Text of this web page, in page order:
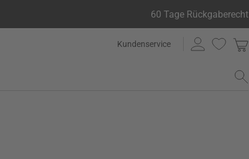
60 Tage Rückgaberecht
Kundenservice